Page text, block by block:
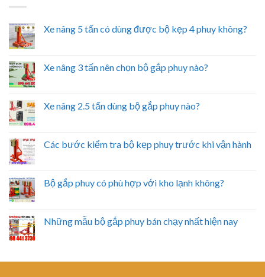
Xe nâng 5 tấn có dùng được bộ kẹp 4 phuy không?
Xe nâng 3 tấn nên chọn bộ gắp phuy nào?
Xe nâng 2.5 tấn dùng bộ gắp phuy nào?
Các bước kiểm tra bộ kẹp phuy trước khi vận hành
Bộ gắp phuy có phù hợp với kho lạnh không?
Những mẫu bộ gắp phuy bán chạy nhất hiện nay